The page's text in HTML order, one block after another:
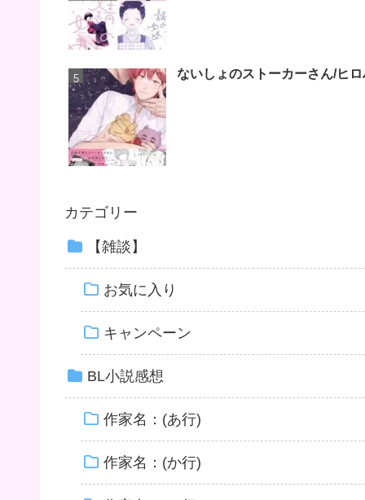
ないしょのストーカーさん/ヒ
カテゴリー
【雑談】
お気に入り
キャンペーン
BL小説感想
作家名：(あ行)
作家名：(か行)